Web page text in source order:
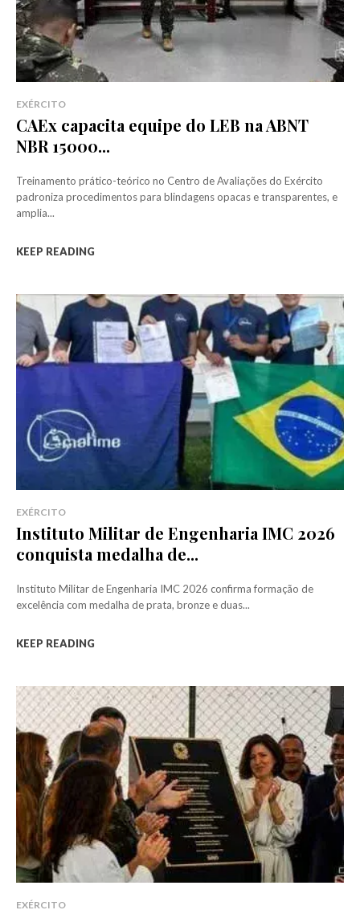
EXÉRCITO
CAEx capacita equipe do LEB na ABNT
NBR 15000...
Treinamento prático-teórico no Centro de Avaliações do Exército
padroniza procedimentos para blindagens opacas e transparentes, e
amplia...
KEEP READING
EXÉRCITO
Instituto Militar de Engenharia IMC 2026
conquista medalha de...
Instituto Militar de Engenharia IMC 2026 confirma formação de
excelência com medalha de prata, bronze e duas...
KEEP READING
EXÉRCITO